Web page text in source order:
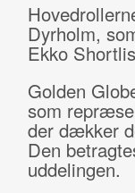
Dyrholm,
Ekko
Golden
som
der dækker
Den
uddelingen.